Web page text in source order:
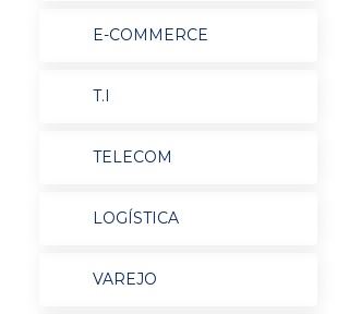
E-COMMERCE
T.I
TELECOM
LOGÍSTICA
VAREJO